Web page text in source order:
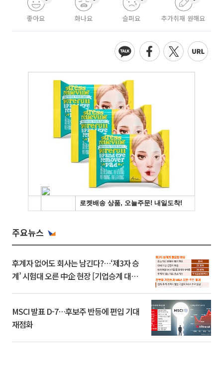
좋아요 화나요 슬퍼요 추가취재 원해요
주요뉴스
후계자 없어도 회사는 남긴다?…‘제3자 승
계’ 시험대 오른 中企 현장 [기업승계 대전
MSCI 발표 D-7…후보주 반등에 편입 기대
재점화